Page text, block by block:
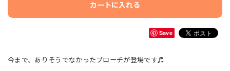
カートに入れる
Save
今まで、ありそうでなかったブローチが登場です♬